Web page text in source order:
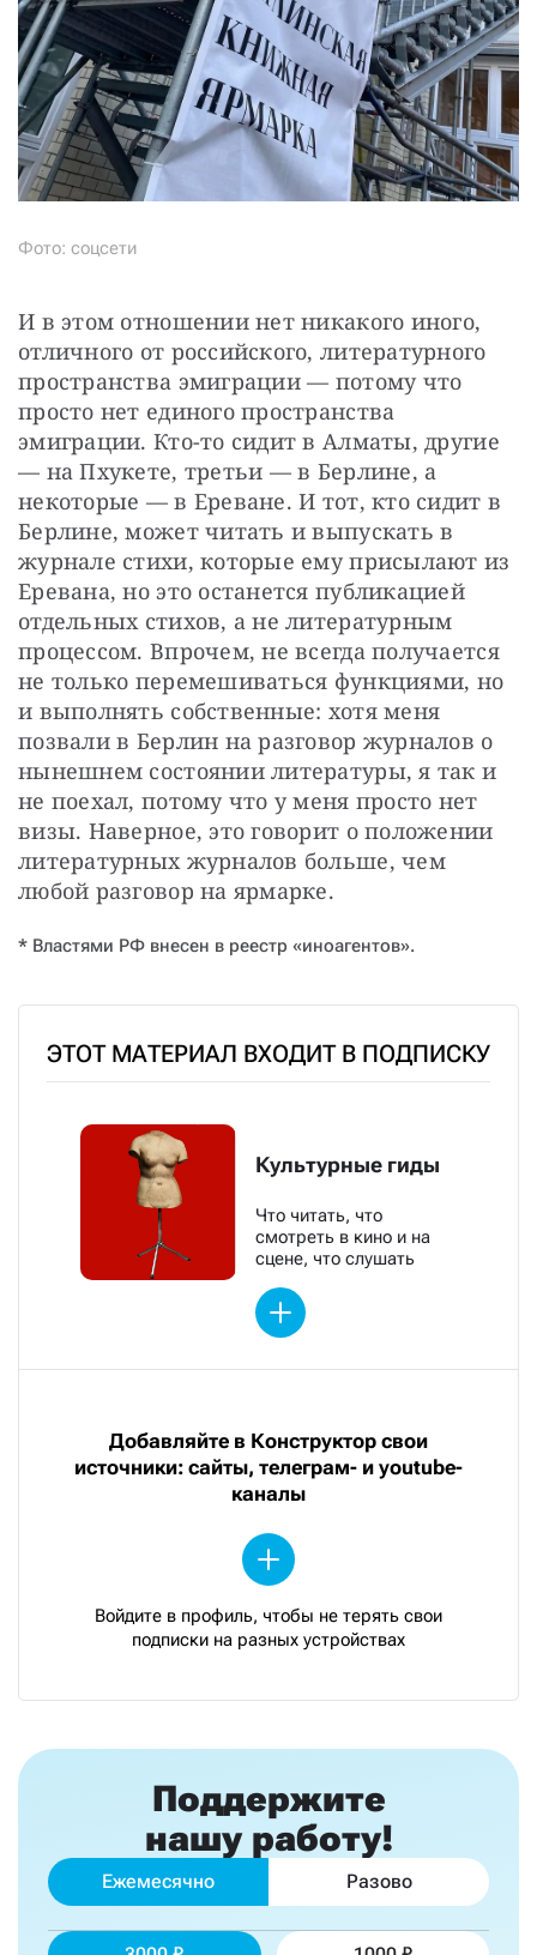
Фото: соцсети
И в этом отношении нет никакого иного,
отличного от российского, литературного
пространства эмиграции — потому что
просто нет единого пространства
эмиграции. Кто-то сидит в Алматы, другие
— на Пхукете, третьи — в Берлине, а
некоторые — в Ереване. И тот, кто сидит в
Берлине, может читать и выпускать в
журнале стихи, которые ему присылают из
Еревана, но это останется публикацией
отдельных стихов, а не литературным
процессом. Впрочем, не всегда получается
не только перемешиваться функциями, но
и выполнять собственные: хотя меня
позвали в Берлин на разговор журналов о
нынешнем состоянии литературы, я так и
не поехал, потому что у меня просто нет
визы. Наверное, это говорит о положении
литературных журналов больше, чем
любой разговор на ярмарке.
* Властями РФ внесен в реестр «иноагентов».
ЭТОТ МАТЕРИАЛ ВХОДИТ В ПОДПИСКУ
Культурные гиды
Что читать, что
смотреть в кино и на
сцене, что слушать
Добавляйте в Конструктор свои
источники: сайты, телеграм- и youtube-
каналы
Войдите в профиль, чтобы не терять свои
подписки на разных устройствах
Поддержите
нашу работу!
Ежемесячно Разово